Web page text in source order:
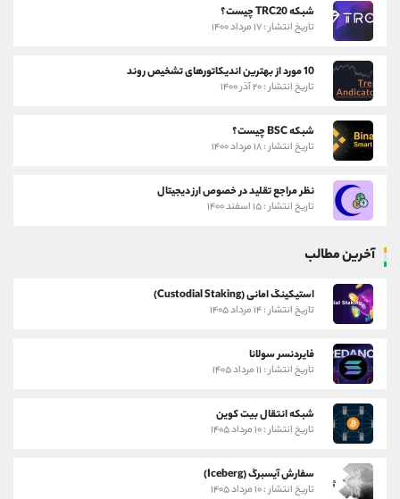
شبکه TRC20 چیست؟
تاریخ انتشار : ۱۷ مرداد ۱۴۰۰
10 مورد از بهترین اندیکاتورهای تشخیص روند
تاریخ انتشار : ۲۰ آذر ۱۴۰۰
شبکه BSC چیست؟
تاریخ انتشار : ۱۸ مرداد ۱۴۰۰
نظر مراجع تقلید در خصوص ارز دیجیتال
تاریخ انتشار : ۱۵ اسفند ۱۴۰۰
آخرین مطالب
استیکینگ امانی (Custodial Staking)
تاریخ انتشار : ۱۴ مرداد ۱۴۰۵
فایردنسر سولانا
تاریخ انتشار : ۱۱ مرداد ۱۴۰۵
شبکه انتقال بیت کوین
تاریخ انتشار : ۱۰ مرداد ۱۴۰۵
سفارش آیسبرگ (Iceberg)
تاریخ انتشار : ۱۰ مرداد ۱۴۰۵